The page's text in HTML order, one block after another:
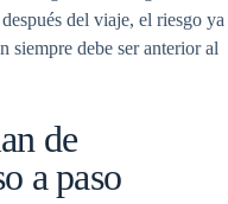
del viaje, el riesgo ya
siempre debe ser anterior al
de
a paso